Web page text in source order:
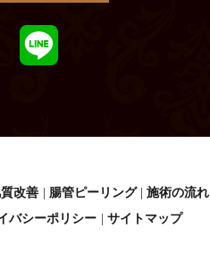
改善 腸管ピーリング 施術の流れ
バシーポリシー サイトマップ